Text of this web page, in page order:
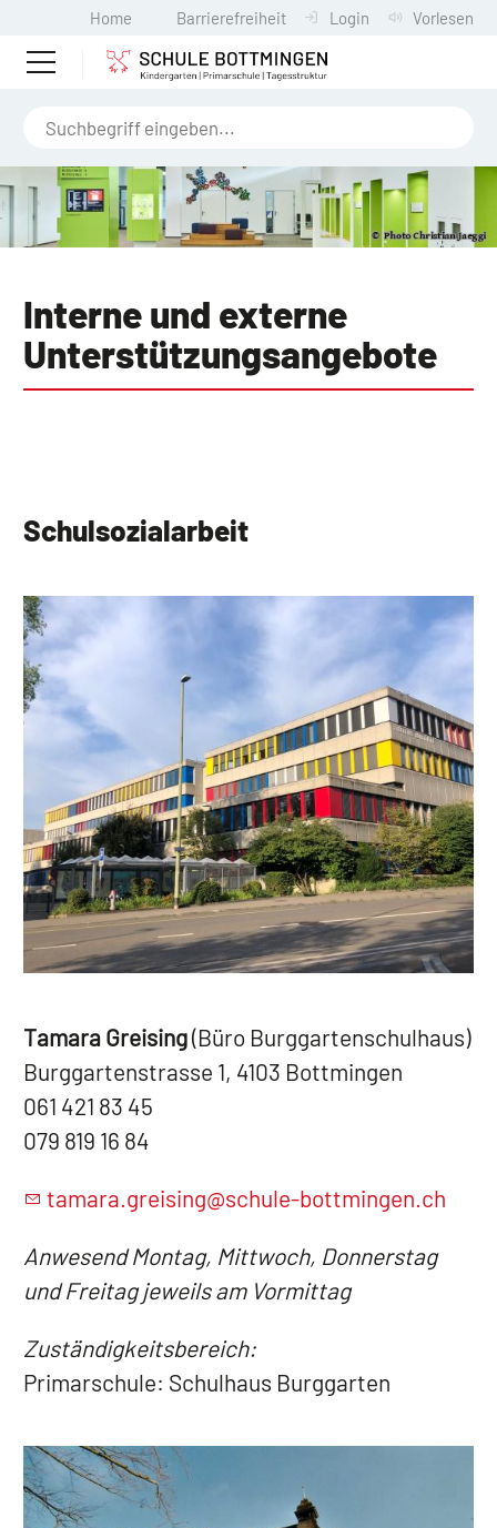
Home Barrierefreiheit Login Vorlesen
Interne und externe
Unterstützungsangebote
Schulsozialarbeit
Tamara Greising(Büro Burggartenschulhaus)
Burggartenstrasse 1, 4103 Bottmingen
061 421 83 45
079 819 16 84
t m r gr s ng sch l -b ttm ng n ch
Anwesend Montag, Mittwoch, Donnerstag
und Freitag jeweils am Vormittag
Zuständigkeitsbereich:
Primarschule: Schulhaus Burggarten